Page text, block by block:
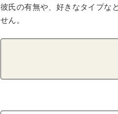
彼氏の有無や、好きなタイプな
せん。